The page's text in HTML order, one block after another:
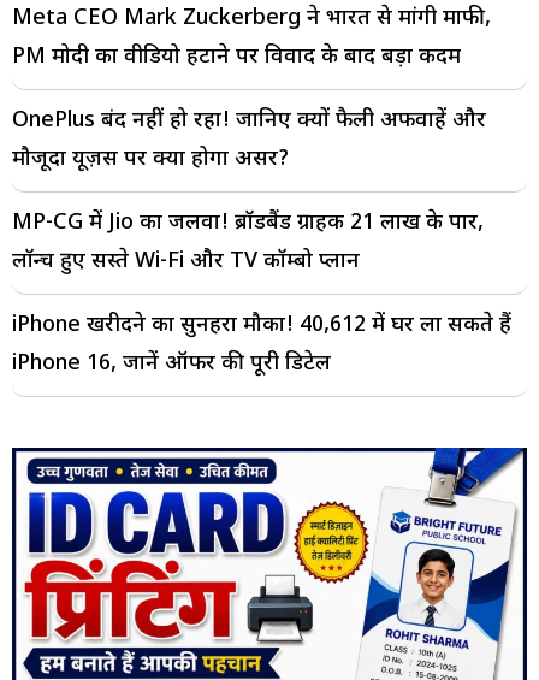
Meta CEO Mark Zuckerberg ने भारत से मांगी माफी,
PM मोदी का वीडियो हटाने पर विवाद के बाद बड़ा कदम
OnePlus बंद नहीं हो रहा! जानिए क्यों फैली अफवाहें और
मौजूदा यूज़र्स पर क्या होगा असर?
MP-CG में Jio का जलवा! ब्रॉडबैंड ग्राहक 21 लाख के पार,
लॉन्च हुए सस्ते Wi-Fi और TV कॉम्बो प्लान
iPhone खरीदने का सुनहरा मौका! ₹40,612 में घर ला सकते हैं
iPhone 16, जानें ऑफर की पूरी डिटेल